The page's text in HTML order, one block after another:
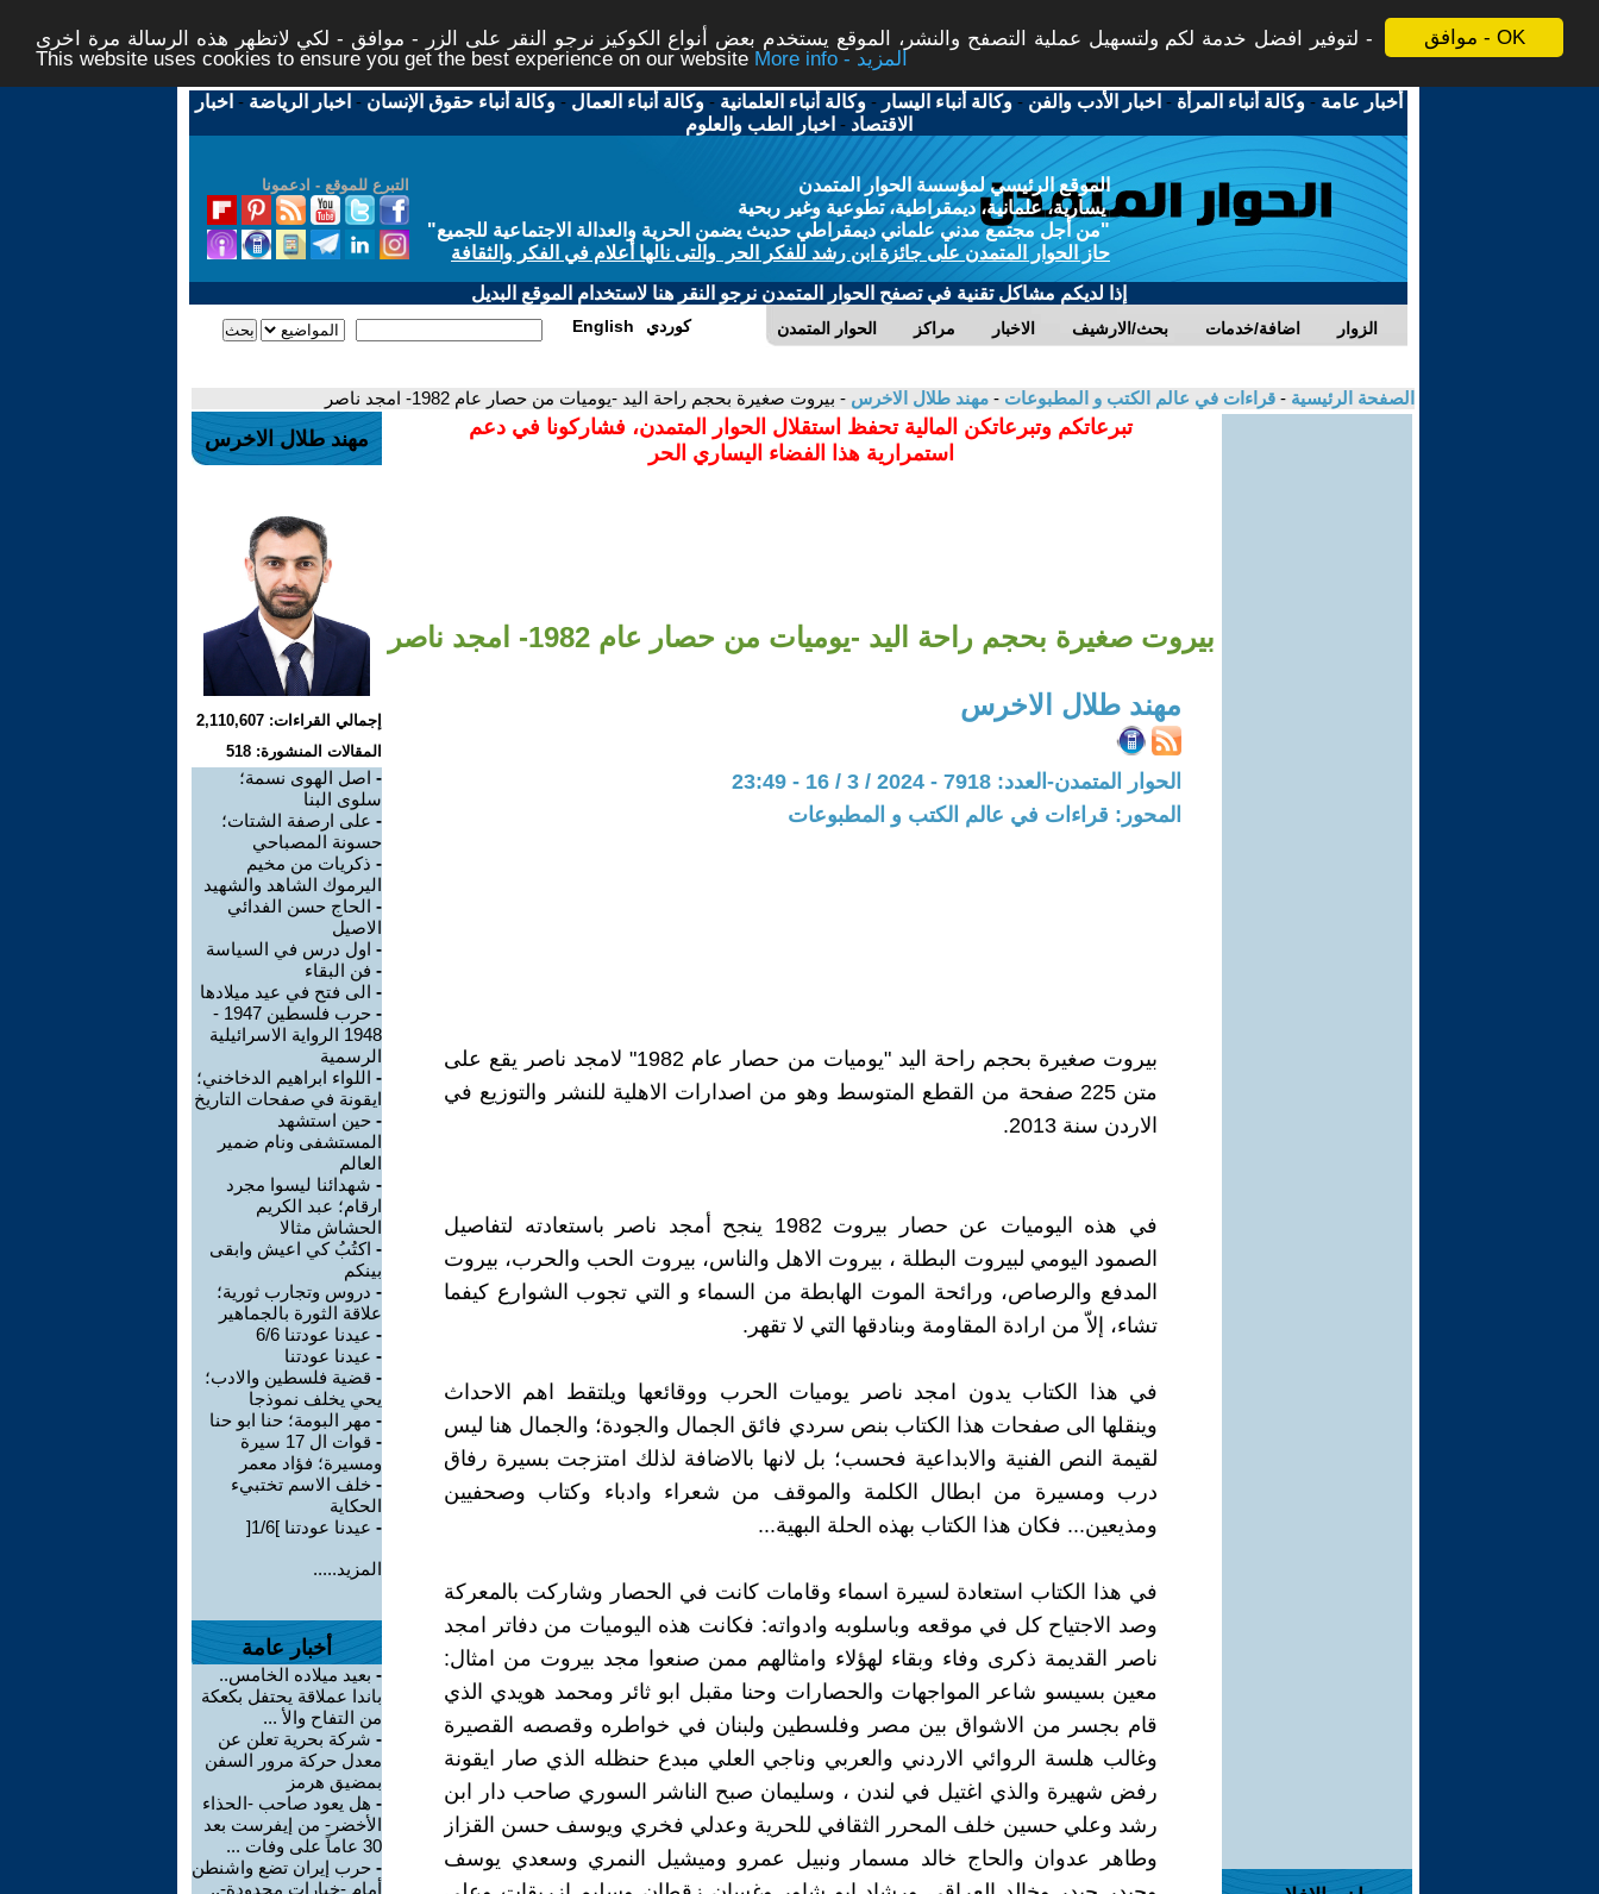
موافق - OK
لتوفير افضل خدمة لكم ولتسهيل عملية التصفح والنشر، الموقع يستخدم بعض أنواع الكوكيز نرجو النقر على الزر - موافق - لكي لاتظهر هذه الرسالة مرة اخرى -
This website uses cookies to ensure you get the best experience on our website
More info - المزيد
أخبار عامة -وكالة أنباء المرأة - اخبار الأدب والفن -وكالة أنباء اليسار -وكالة أنباء العلمانية -وكالة أنباء العمال -وكالة أنباء حقوق الإنسان - اخبار الرياضة - اخبار
الاقتصاد - اخبار الطب والعلوم
التبرع للموقع - ادعمونا
الموقع الرئيسي لمؤسسة الحوار المتمدن
يسارية، علمانية، ديمقراطية، تطوعية وغير ربحية
"من أجل مجتمع مدني علماني ديمقراطي حديث يضمن الحرية والعدالة الاجتماعية للجميع"
حاز الحوار المتمدن على جائزة ابن رشد للفكر الحر والتى نالها أعلام في الفكر والثقافة
إذا لديكم مشاكل تقنية في تصفح الحوار المتمدن نرجو النقر هنا لاستخدام الموقع البديل
الحوار المتمدن مراكز الاخبار بحث/الارشيف اضافة/خدمات الزوار English كوردي
الصفحة الرئيسية - قراءات في عالم الكتب و المطبوعات - مهند طلال الاخرس - بيروت صغيرة بحجم راحة اليد -يوميات من حصار عام 1982- امجد ناصر
تبرعاتكم وتبرعاتكن المالية تحفظ استقلال الحوار المتمدن، فشاركونا في دعم
استمرارية هذا الفضاء اليساري الحر
بيروت صغيرة بحجم راحة اليد -يوميات من حصار عام 1982- امجد ناصر
مهند طلال الاخرس
الحوار المتمدن-العدد: 7918 - 2024 / 3 / 16 - 23:49
المحور: قراءات في عالم الكتب و المطبوعات
بيروت صغيرة بحجم راحة اليد "يوميات من حصار عام 1982" لامجد ناصر يقع على
متن 225 صفحة من القطع المتوسط وهو من اصدارات الاهلية للنشر والتوزيع في
الاردن سنة 2013.
في هذه اليوميات عن حصار بيروت 1982 ينجح أمجد ناصر باستعادته لتفاصيل
الصمود اليومي لبيروت البطلة ، بيروت الاهل والناس، بيروت الحب والحرب، بيروت
المدفع والرصاص، ورائحة الموت الهابطة من السماء و التي تجوب الشوارع كيفما
تشاء، إلاّ من ارادة المقاومة وبنادقها التي لا تقهر.
في هذا الكتاب يدون امجد ناصر يوميات الحرب ووقائعها ويلتقط اهم الاحداث
وينقلها الى صفحات هذا الكتاب بنص سردي فائق الجمال والجودة؛ والجمال هنا ليس
لقيمة النص الفنية والابداعية فحسب؛ بل لانها بالاضافة لذلك امتزجت بسيرة رفاق
درب ومسيرة من ابطال الكلمة والموقف من شعراء وادباء وكتاب وصحفيين
ومذيعين... فكان هذا الكتاب بهذه الحلة البهية...
في هذا الكتاب استعادة لسيرة اسماء وقامات كانت في الحصار وشاركت بالمعركة
وصد الاجتياح كل في موقعه وباسلوبه وادواته: فكانت هذه اليوميات من دفاتر امجد
ناصر القديمة ذكرى وفاء وبقاء لهؤلاء وامثالهم ممن صنعوا مجد بيروت من امثال:
معين بسيسو شاعر المواجهات والحصارات وحنا مقبل ابو ثائر ومحمد هويدي الذي
قام بجسر من الاشواق بين مصر وفلسطين ولبنان في خواطره وقصصه القصيرة
وغالب هلسة الروائي الاردني والعربي وناجي العلي مبدع حنظله الذي صار ايقونة
رفض شهيرة والذي اغتيل في لندن ، وسليمان صبح الناشر السوري صاحب دار ابن
رشد وعلي حسين خلف المحرر الثقافي للحرية وعدلي فخري ويوسف حسن القزاز
وطاهر عدوان والحاج خالد مسمار ونبيل عمرو وميشيل النمري وسعدي يوسف
مهند طلال الاخرس
إجمالي القراءات: 2,110,607
المقالات المنشورة: 518
- اصل الهوى نسمة؛
سلوى البنا
- على ارصفة الشتات؛
حسونة المصباحي
- ذكريات من مخيم
اليرموك الشاهد والشهيد
- الحاج حسن الفدائي
الاصيل
- اول درس في السياسة
- فن البقاء
- الى فتح في عيد ميلادها
-
حرب فلسطين 1947 -
1948 الرواية الاسرائيلية
الرسمية
- اللواء ابراهيم الدخاخني؛
ايقونة في صفحات التاريخ
- حين استشهد
المستشفى ونام ضمير
العالم
- شهدائنا ليسوا مجرد
ارقام؛ عبد الكريم
الحشاش مثالا
- اكتُبُ كي اعيش وابقى
بينكم
- دروس وتجارب ثورية؛
علاقة الثورة بالجماهير
- عيدنا عودتنا 6/6
- عيدنا عودتنا
- قضية فلسطين والادب؛
يحي يخلف نموذجا
- مهر البومة؛ حنا ابو حنا
-
قوات ال 17 سيرة
ومسيرة؛ فؤاد معمر
- خلف الاسم تختبيء
الحكاية
- عيدنا عودتنا ]1/6[
المزيد.....
أخبار عامة
- بعيد ميلاده الخامس..
باندا عملاقة يحتفل بكعكة
من التفاح والأ ...
- شركة بحرية تعلن عن
معدل حركة مرور السفن
بمضيق هرمز
- هل يعود صاحب -الحذاء
الأخضر- من إيفرست بعد
30 عاماً على وفات ...
- حرب إيران تضع واشنطن
أمام -خيارات محدودة-..